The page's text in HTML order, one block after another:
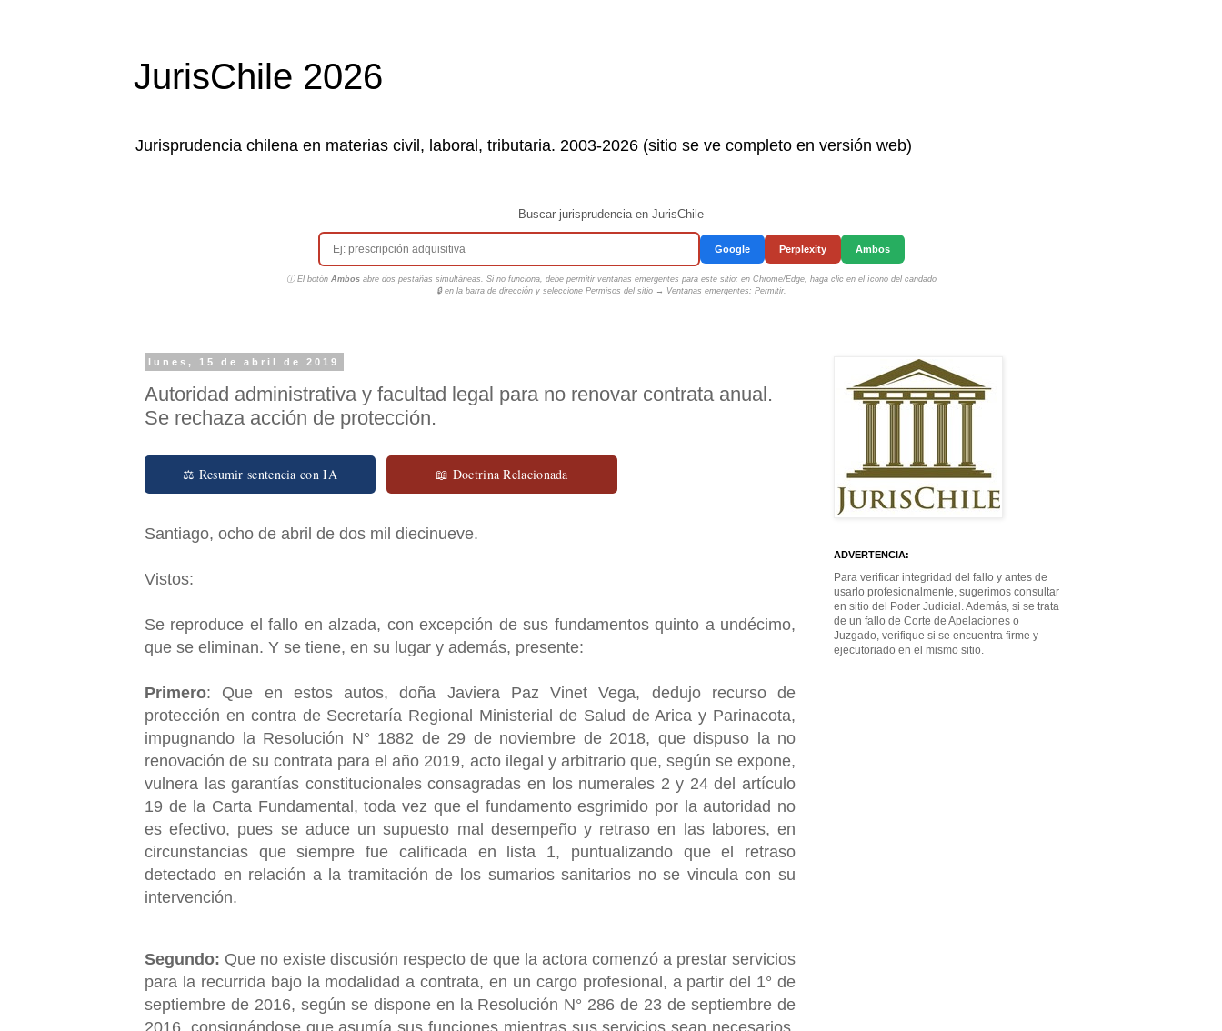
JurisChile 2026
Jurisprudencia chilena en materias civil, laboral, tributaria. 2003-2026 (sitio se ve completo en versión web)
Buscar jurisprudencia en JurisChile
Google Perplexity Ambos
ⓘ El botón Ambosabre dos pestañas simultáneas. Si no funciona, debe permitir ventanas emergentes para este sitio: en Chrome/Edge, haga clic en el ícono del candado
🔒 en la barra de dirección y seleccione Permisos del sitio → Ventanas emergentes: Permitir.
lunes, 15 de abril de 2019
Autoridad administrativa y facultad legal para no renovar contrata anual.
Se rechaza acción de protección.
⚖ Resumir sentencia con IA 📖 Doctrina Relacionada
Santiago, ocho de abril de dos mil diecinueve.
Vistos:
Se reproduce el fallo en alzada, con excepción de sus fundamentos quinto a undécimo,
que se eliminan. Y se tiene, en su lugar y además, presente:
Primero: Que en estos autos, doña Javiera Paz Vinet Vega, dedujo recurso de
protección en contra de Secretaría Regional Ministerial de Salud de Arica y Parinacota,
impugnando la Resolución N° 1882 de 29 de noviembre de 2018, que dispuso la no
renovación de su contrata para el año 2019, acto ilegal y arbitrario que, según se expone,
vulnera las garantías constitucionales consagradas en los numerales 2 y 24 del artículo
19 de la Carta Fundamental, toda vez que el fundamento esgrimido por la autoridad no
es efectivo, pues se aduce un supuesto mal desempeño y retraso en las labores, en
circunstancias que siempre fue calificada en lista 1, puntualizando que el retraso
detectado en relación a la tramitación de los sumarios sanitarios no se vincula con su
intervención.
Segundo: Que no existe discusión respecto de que la actora comenzó a prestar servicios
para la recurrida bajo la modalidad a contrata, en un cargo profesional, a partir del 1° de
septiembre de 2016, según se dispone en la Resolución N° 286 de 23 de septiembre de
2016, consignándose que asumía sus funciones mientras sus servicios sean necesarios,
ADVERTENCIA:
Para verificar integridad del fallo y antes de
usarlo profesionalmente, sugerimos consultar
en sitio del Poder Judicial. Además, si se trata
de un fallo de Corte de Apelaciones o
Juzgado, verifique si se encuentra firme y
ejecutoriado en el mismo sitio.